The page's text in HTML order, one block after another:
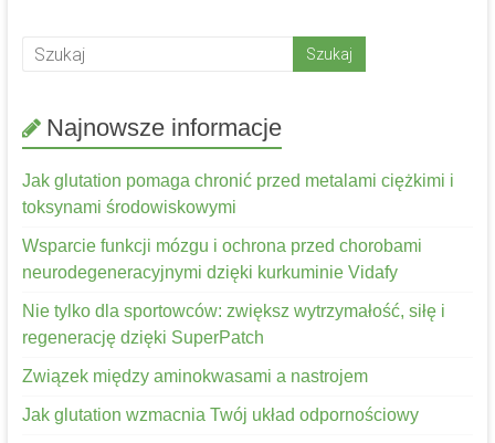
Najnowsze informacje
Jak glutation pomaga chronić przed metalami ciężkimi i
toksynami środowiskowymi
Wsparcie funkcji mózgu i ochrona przed chorobami
neurodegeneracyjnymi dzięki kurkuminie Vidafy
Nie tylko dla sportowców: zwiększ wytrzymałość, siłę i
regenerację dzięki SuperPatch
Związek między aminokwasami a nastrojem
Jak glutation wzmacnia Twój układ odpornościowy